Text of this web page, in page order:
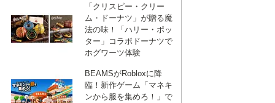
「クリスピー・クリー
ム・ドーナツ」が贈る魔
法の味！「ハリー・ポッ
ター」コラボドーナツで
ホグワーツ体験
BEAMSがRobloxに降
臨！新作ゲーム「マネキ
ンから服を集めろ！」で